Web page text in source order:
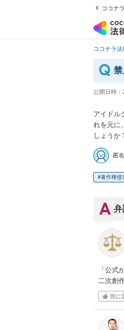
ココナ
ココナラ法
公開日時：
アイドル
れを元に
しょうか
匿
著作権侵
「公式
二次創
役に